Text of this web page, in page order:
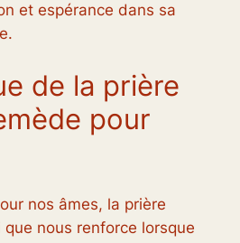
et espérance dans sa
de la prière
pour
nos âmes, la prière
que nous renforce lorsque